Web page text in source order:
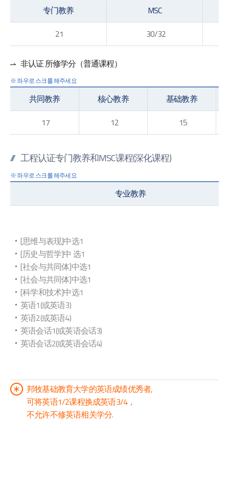
专门教养 MSC
21
30/32
非认证 所修学分（普通课程）
共同教养 核心教养
基础教养
17
12 15
工程认证专门教养和MSC课程(深化课程)
专业教养
[思维与表现]中选1
[历史与哲学]中 选1
[社会与共同体]中选1
[社会与共同体]中选1
[科学和技术]中选1
英语1(或英语3)
英语2(或英语4)
英语会话1(或英语会话3)
英语会话2(或英语会话4)
邦牧基础教育大学的英语成绩优秀者,
可将英语1/2课程换成英语3/4，
不允许不修英语相关学分.